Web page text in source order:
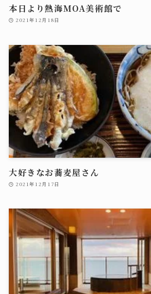
本日より熱海MOA美術館で
2021年12月18日
大好きなお蕎麦屋さん
2021年12月17日